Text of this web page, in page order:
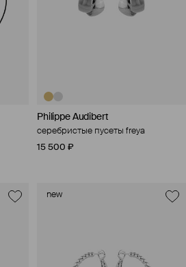
Philippe Audibert
серебристые пусеты freya
15 500 ₽
new